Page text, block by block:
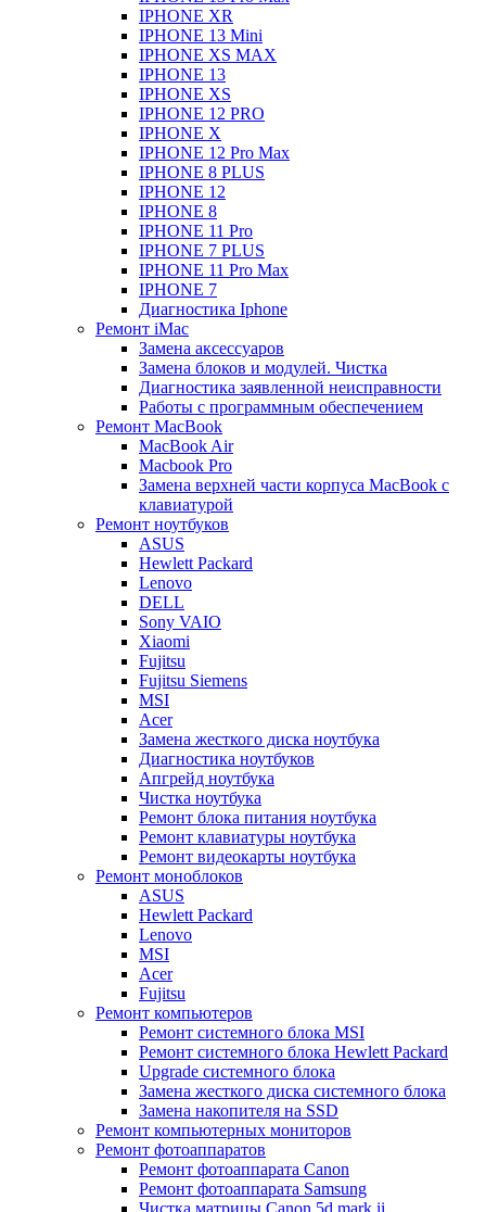
IPHONE XR
IPHONE 13 Mini
IPHONE XS MAX
IPHONE 13
IPHONE XS
IPHONE 12 PRO
IPHONE X
IPHONE 12 Pro Max
IPHONE 8 PLUS
IPHONE 12
IPHONE 8
IPHONE 11 Pro
IPHONE 7 PLUS
IPHONE 11 Pro Max
IPHONE 7
Диагностика Iphone
Ремонт iMac
Замена аксессуаров
Замена блоков и модулей. Чистка
Диагностика заявленной неисправности
Работы с программным обеспечением
Ремонт MacBook
MacBook Air
Macbook Pro
Замена верхней части корпуса MacBook с
клавиатурой
Ремонт ноутбуков
ASUS
Hewlett Packard
Lenovo
DELL
Sony VAIO
Xiaomi
Fujitsu
Fujitsu Siemens
MSI
Acer
Замена жесткого диска ноутбука
Диагностика ноутбуков
Апгрейд ноутбука
Чистка ноутбука
Ремонт блока питания ноутбука
Ремонт клавиатуры ноутбука
Ремонт видеокарты ноутбука
Ремонт моноблоков
ASUS
Hewlett Packard
Lenovo
MSI
Acer
Fujitsu
Ремонт компьютеров
Ремонт системного блока MSI
Ремонт системного блока Hewlett Packard
Upgrade системного блока
Замена жесткого диска системного блока
Замена накопителя на SSD
Ремонт компьютерных мониторов
Ремонт фотоаппаратов
Ремонт фотоаппарата Canon
Ремонт фотоаппарата Samsung
Чистка матрицы Canon 5d mark ii